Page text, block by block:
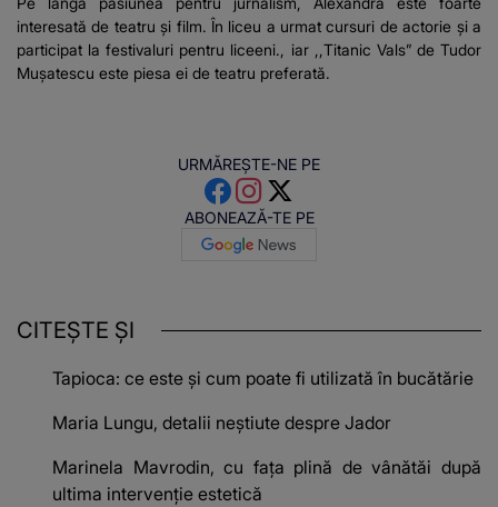
interesată de teatru și film. În liceu a urmat cursuri de actorie și a
participat la festivaluri pentru liceeni., iar ,,Titanic Vals” de Tudor
Mușatescu este piesa ei de teatru preferată.
URMĂREȘTE-NE PE
ABONEAZĂ-TE PE
CITEȘTE ȘI
Tapioca: ce este și cum poate fi utilizată în bucătărie
Maria Lungu, detalii neștiute despre Jador
Marinela Mavrodin, cu fața plină de vânătăi după
ultima intervenție estetică